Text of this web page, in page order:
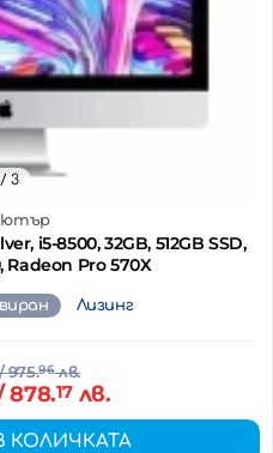
i5-8500, 32GB, 512GB SSD,
Radeon Pro 570X
/ 3
Лизинг
975.96лв.
878.17лв.
КОЛИЧКАТА